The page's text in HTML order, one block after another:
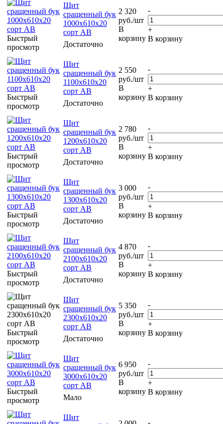
Быстрый
просмотр
Щит
сращенный бук
1000х610х20
сорт АВ
Достаточно
2 320
руб./шт
В
корзину
-
+
В корзину
Быстрый
просмотр
Щит
сращенный бук
1100х610х20
сорт АВ
Достаточно
2 550
руб./шт
В
корзину
-
+
В корзину
Быстрый
просмотр
Щит
сращенный бук
1200х610х20
сорт АВ
Достаточно
2 780
руб./шт
В
корзину
-
+
В корзину
Быстрый
просмотр
Щит
сращенный бук
1300х610х20
сорт АВ
Достаточно
3 000
руб./шт
В
корзину
-
+
В корзину
Быстрый
просмотр
Щит
сращенный бук
2100х610х20
сорт АВ
Достаточно
4 870
руб./шт
В
корзину
-
+
В корзину
Быстрый
просмотр
Щит
сращенный бук
2300х610х20
сорт АВ
Достаточно
5 350
руб./шт
В
корзину
-
+
В корзину
Быстрый
просмотр
Щит
сращенный бук
3000х610х20
сорт АВ
Мало
6 950
руб./шт
В
корзину
-
+
В корзину
Щит
-